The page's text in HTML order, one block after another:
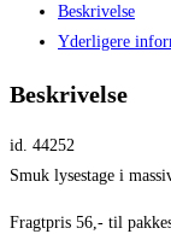
Beskrivelse
Yderligere
Beskrivelse
id. 44252
Smuk lysestage i
Fragtpris 56,- til